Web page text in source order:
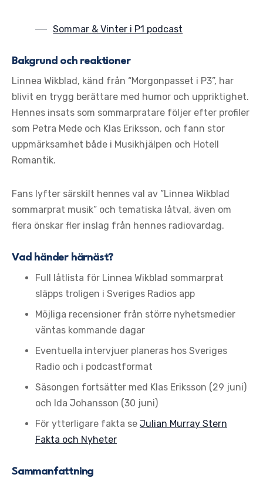
Sommar & Vinter i P1 podcast
Bakgrund och reaktioner
Linnea Wikblad, känd från “Morgonpasset i P3”, har
blivit en trygg berättare med humor och uppriktighet.
Hennes insats som sommarpratare följer efter profiler
som Petra Mede och Klas Eriksson, och fann stor
uppmärksamhet både i Musikhjälpen och Hotell
Romantik.
Fans lyfter särskilt hennes val av ”Linnea Wikblad
sommarprat musik” och tematiska låtval, även om
flera önskar fler inslag från hennes radiovardag.
Vad händer härnäst?
Full låtlista för Linnea Wikblad sommarprat
släpps troligen i Sveriges Radios app
Möjliga recensioner från större nyhetsmedier
väntas kommande dagar
Eventuella intervjuer planeras hos Sveriges
Radio och i podcastformat
Säsongen fortsätter med Klas Eriksson (29 juni)
och Ida Johansson (30 juni)
För ytterligare fakta se Julian Murray Stern
Fakta och Nyheter
Sammanfattning